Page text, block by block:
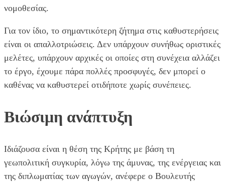
νομοθεσίας.
Για τον ίδιο, το σημαντικότερη ζήτημα στις καθυστερήσεις
είναι οι απαλλοτριώσεις. Δεν υπάρχουν συνήθως οριστικές
μελέτες, υπάρχουν αρχικές οι οποίες στη συνέχεια αλλάζει
το έργο, έχουμε πάρα πολλές προσφυγές, δεν μπορεί ο
καθένας να καθυστερεί οτιδήποτε χωρίς συνέπειες.
Βιώσιμη ανάπτυξη
Ιδιάζουσα είναι η θέση της Κρήτης με βάση τη
γεωπολιτική συγκυρία, λόγω της άμυνας, της ενέργειας και
της διπλωματίας των αγωγών, ανέφερε ο Βουλευτής